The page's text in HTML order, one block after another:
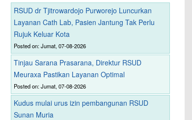
RSUD dr Tjitrowardojo Purworejo Luncurkan
Layanan Cath Lab, Pasien Jantung Tak Perlu
Rujuk Keluar Kota
Posted on: Jumat, 07-08-2026
Tinjau Sarana Prasarana, Direktur RSUD
Meuraxa Pastikan Layanan Optimal
Posted on: Jumat, 07-08-2026
Kudus mulai urus izin pembangunan RSUD
Sunan Muria